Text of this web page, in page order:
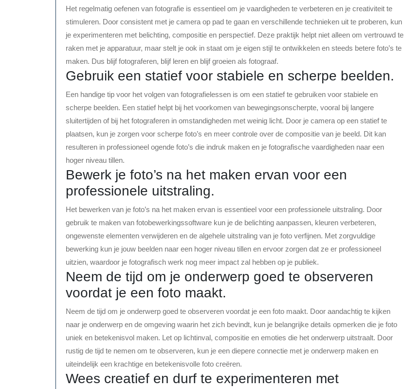
Het regelmatig oefenen van fotografie is essentieel om je vaardigheden te verbeteren en je creativiteit te
stimuleren. Door consistent met je camera op pad te gaan en verschillende technieken uit te proberen, kun
je experimenteren met belichting, compositie en perspectief. Deze praktijk helpt niet alleen om vertrouwd te
raken met je apparatuur, maar stelt je ook in staat om je eigen stijl te ontwikkelen en steeds betere foto’s te
maken. Dus blijf fotograferen, blijf leren en blijf groeien als fotograaf.
Gebruik een statief voor stabiele en scherpe beelden.
Een handige tip voor het volgen van fotografielessen is om een statief te gebruiken voor stabiele en
scherpe beelden. Een statief helpt bij het voorkomen van bewegingsonscherpte, vooral bij langere
sluitertijden of bij het fotograferen in omstandigheden met weinig licht. Door je camera op een statief te
plaatsen, kun je zorgen voor scherpe foto’s en meer controle over de compositie van je beeld. Dit kan
resulteren in professioneel ogende foto’s die indruk maken en je fotografische vaardigheden naar een
hoger niveau tillen.
Bewerk je foto’s na het maken ervan voor een
professionele uitstraling.
Het bewerken van je foto’s na het maken ervan is essentieel voor een professionele uitstraling. Door
gebruik te maken van fotobewerkingssoftware kun je de belichting aanpassen, kleuren verbeteren,
ongewenste elementen verwijderen en de algehele uitstraling van je foto verfijnen. Met zorgvuldige
bewerking kun je jouw beelden naar een hoger niveau tillen en ervoor zorgen dat ze er professioneel
uitzien, waardoor je fotografisch werk nog meer impact zal hebben op je publiek.
Neem de tijd om je onderwerp goed te observeren
voordat je een foto maakt.
Neem de tijd om je onderwerp goed te observeren voordat je een foto maakt. Door aandachtig te kijken
naar je onderwerp en de omgeving waarin het zich bevindt, kun je belangrijke details opmerken die je foto
uniek en betekenisvol maken. Let op lichtinval, compositie en emoties die het onderwerp uitstraalt. Door
rustig de tijd te nemen om te observeren, kun je een diepere connectie met je onderwerp maken en
uiteindelijk een krachtige en betekenisvolle foto creëren.
Wees creatief en durf te experimenteren met